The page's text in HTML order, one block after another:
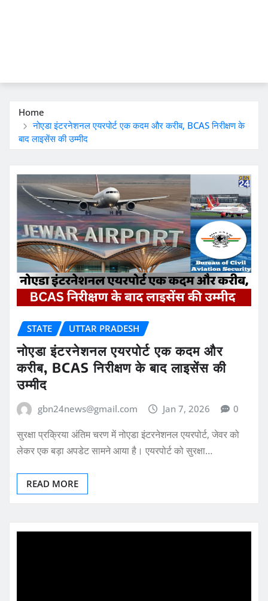
Home
नोएडा इंटरनेशनल एयरपोर्ट एक कदम और करीब, BCAS निरीक्षण के
बाद लाइसेंस की उम्मीद
STATE UTTAR PRADESH
नोएडा इंटरनेशनल एयरपोर्ट एक कदम और
करीब, BCAS निरीक्षण के बाद लाइसेंस की
उम्मीद
gbn24news@gmail.com Jan 7, 2026 0
सुरक्षा प्रक्रिया अंतिम चरण में नोएडा इंटरनेशनल एयरपोर्ट, जेवर को
लेकर एक बड़ा अपडेट सामने आया है। एयरपोर्ट को सुरक्षा…
READ MORE